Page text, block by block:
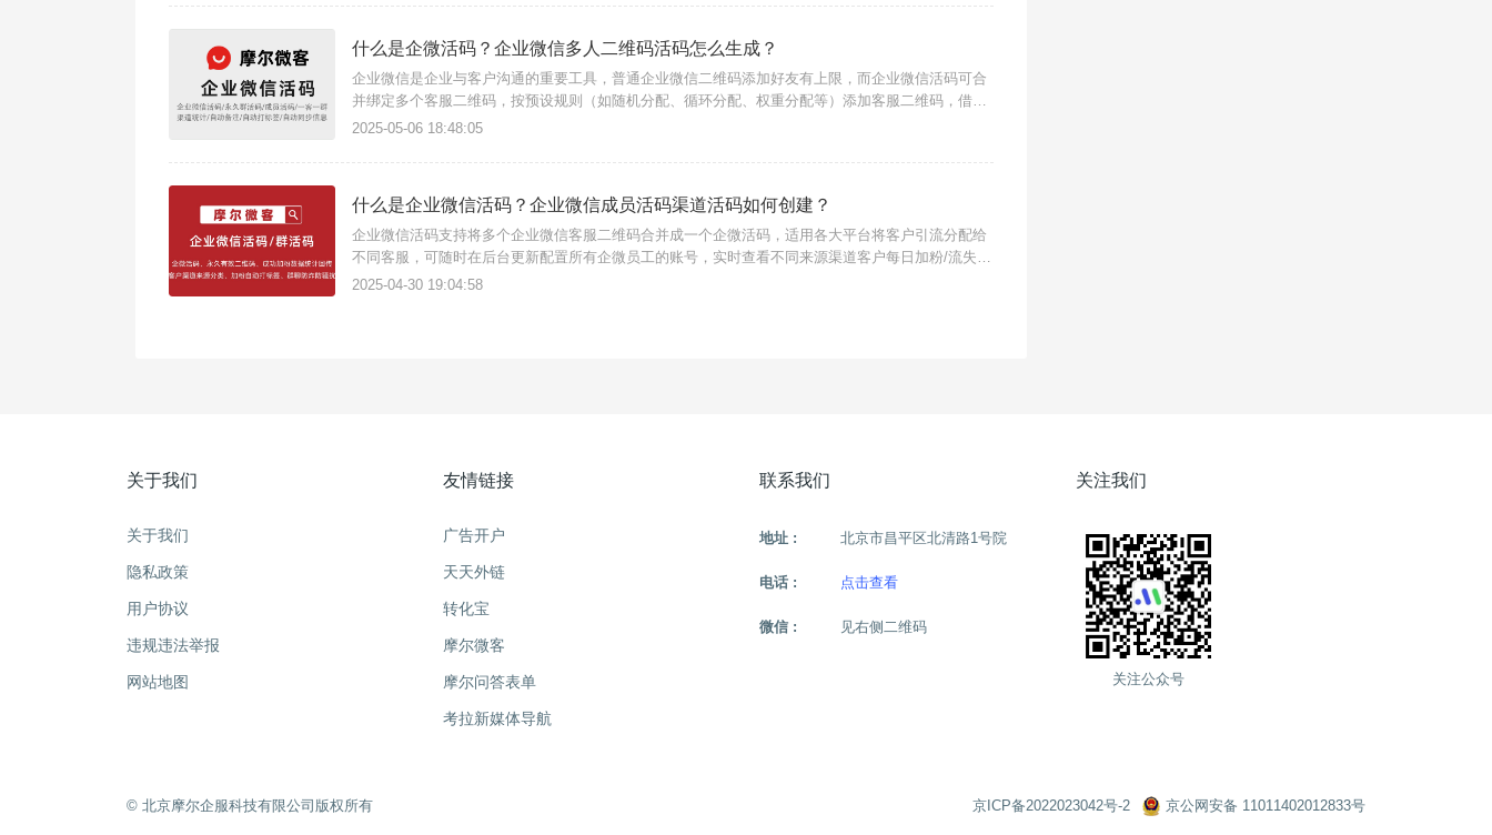
什么是企微活码？企业微信多人二维码活码怎么生成？
企业微信是企业与客户沟通的重要工具，普通企业微信二维码添加好友有上限，而企业微信活码可合
并绑定多个客服二维码，按预设规则（如随机分配、循环分配、权重分配等）添加客服二维码，借助
三方工具摩尔微客生成的企微活码，支持动态分流客户，避免账号被封，有效提高企业微信客户管理
2025-05-06 18:48:05
什么是企业微信活码？企业微信成员活码渠道活码如何创建？
企业微信活码支持将多个企业微信客服二维码合并成一个企微活码，适用各大平台将客户引流分配给
不同客服，可随时在后台更新配置所有企微员工的账号，实时查看不同来源渠道客户每日加粉/流失统
计数，。企业微信成员活码渠道活码如何创建？1、进入摩尔微客官网，点击【立即免费创建活
2025-04-30 19:04:58
关于我们
关于我们
隐私政策
用户协议
违规违法举报
网站地图
友情链接
广告开户
天天外链
转化宝
摩尔微客
摩尔问答表单
考拉新媒体导航
联系我们
地址 : 北京市昌平区北清路1号院
电话 : 点击查看
微信 : 见右侧二维码
关注我们
关注公众号
©️ 北京摩尔企服科技有限公司版权所有 京ICP备2022023042号-2 京公网安备 11011402012833号